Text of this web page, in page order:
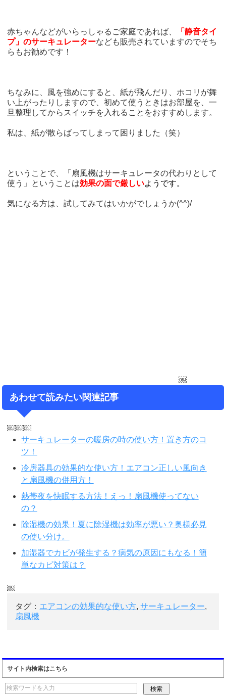
赤ちゃんなどがいらっしゃるご家庭であれば、
「静音タイ
プ」のサーキュレーターなども販売されていますのでそち
らもお勧めです！
ちなみに、風を強めにすると、紙が飛んだり、ホコリが舞
い上がったりしますので、初めて使うときはお部屋を、一
旦整理してからスイッチを入れることをおすすめします。
私は、紙が散らばってしまって困りました（笑）
ということで、「扇風機はサーキュレータの代わりとして
使う」ということは効果の面で厳しいようです。
気になる方は、試してみてはいかがでしょうか(^^)/
￼
あわせて読みたい関連記事
￼￼￼
サーキュレーターの暖房の時の使い方！置き方のコ
ツ！
冷房器具の効果的な使い方！エアコン正しい風向き
と扇風機の併用方！
熱帯夜を快眠する方法！えっ！扇風機使ってない
の？
除湿機の効果！夏に除湿機は効率が悪い？奥様必見
の使い分け。
加湿器でカビが発生する？病気の原因にもなる！簡
単なカビ対策は？
￼
タグ： エアコンの効果的な使い方,サーキュレーター,
扇風機
サイト内検索はこちら